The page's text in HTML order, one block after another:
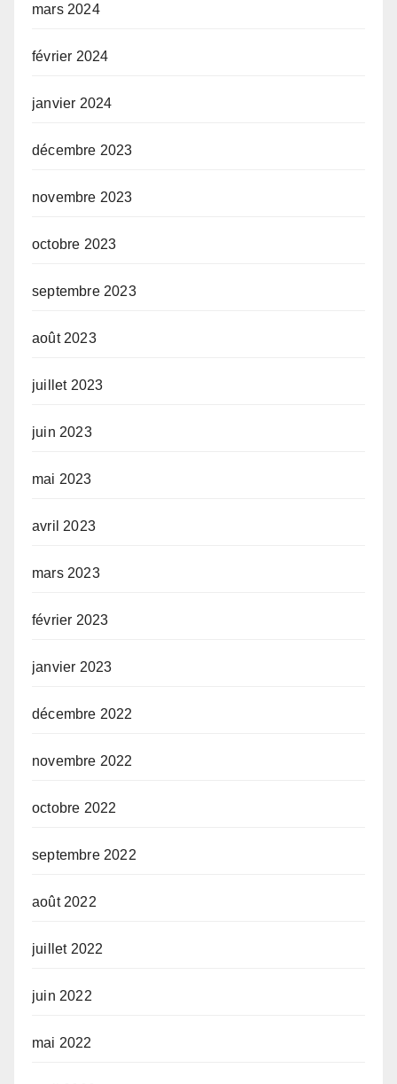
mars 2024
février 2024
janvier 2024
décembre 2023
novembre 2023
octobre 2023
septembre 2023
août 2023
juillet 2023
juin 2023
mai 2023
avril 2023
mars 2023
février 2023
janvier 2023
décembre 2022
novembre 2022
octobre 2022
septembre 2022
août 2022
juillet 2022
juin 2022
mai 2022